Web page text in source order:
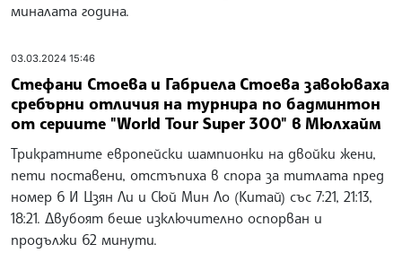
миналата година.
03.03.2024 15:46
Стефани Стоева и Габриела Стоева завоюваха
сребърни отличия на турнира по бадминтон
от сериите "World Tour Super 300" в Мюлхайм
Трикратните европейски шампионки на двойки жени,
пети поставени, отстъпиха в спора за титлата пред
номер 6 И Цзян Ли и Сюй Мин Ло (Китай) със 7:21, 21:13,
18:21. Двубоят беше изключително оспорван и
продължи 62 минути.